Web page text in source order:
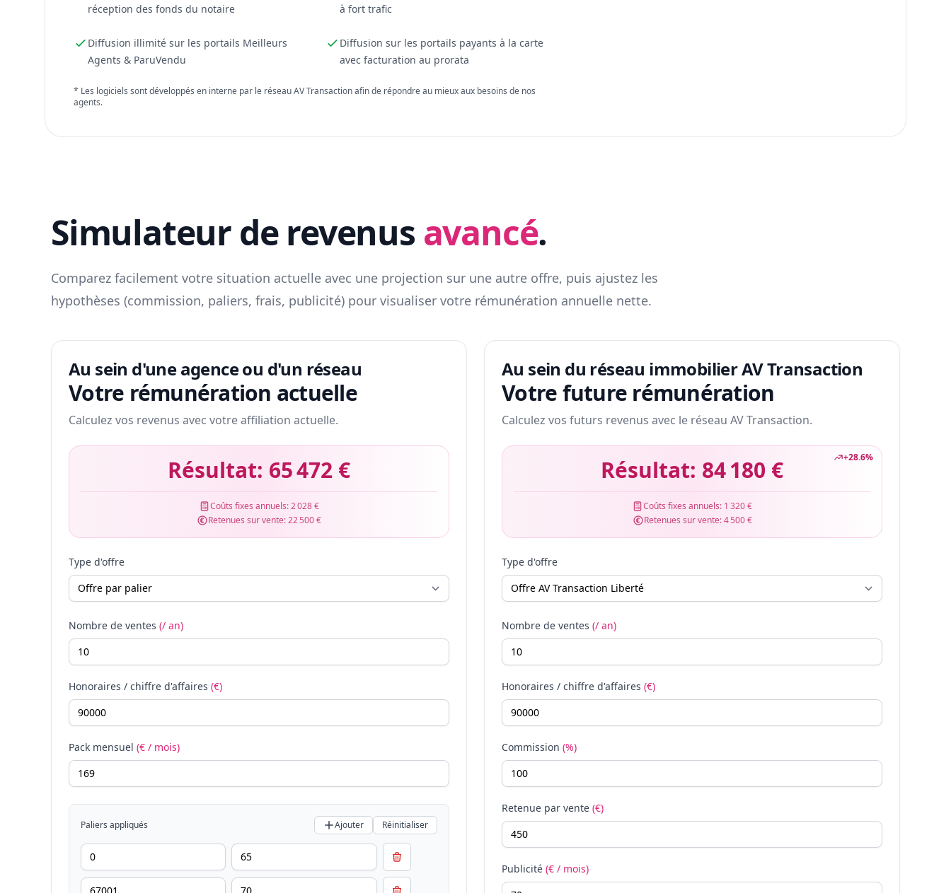
réception des fonds du notaire
à fort trafic
Diffusion illimité sur les portails Meilleurs
Agents & ParuVendu
Diffusion sur les portails payants à la carte
avec facturation au prorata
* Les logiciels sont développés en interne par le réseau AV Transaction afin de répondre au mieux aux besoins de nos
agents.
Simulateur de revenus avancé.
Comparez facilement votre situation actuelle avec une projection sur une autre offre, puis ajustez les
hypothèses (commission, paliers, frais, publicité) pour visualiser votre rémunération annuelle nette.
Au sein d'une agence ou d'un réseau
Votre rémunération actuelle
Calculez vos revenus avec votre affiliation actuelle.
Résultat: 65 472 €
Coûts fixes annuels:2 028 €
Retenues sur vente:22 500 €
Type d'offre
Nombre de ventes (/ an)
Honoraires / chiffre d'affaires (€)
Pack mensuel (€ / mois)
Paliers appliqués Ajouter Réinitialiser
Au sein du réseau immobilier AV Transaction
Votre future rémunération
Calculez vos futurs revenus avec le réseau AV Transaction.
+28.6%
Résultat: 84 180 €
Coûts fixes annuels: 1 320 €
Retenues sur vente:4 500 €
Type d'offre
Nombre de ventes (/ an)
Honoraires / chiffre d'affaires (€)
Commission (%)
Retenue par vente (€)
Publicité (€ / mois)